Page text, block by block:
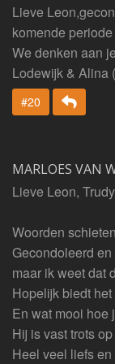
Lieve
komende
We denken aan
Lodewijk & Alina
#20
MARLOES VAN
Lieve Leon,
Woorden
Gecondoleerd
maar ik weet dat
Hopelijk biedt
En wat mooi hoe
Hij is vast trots
Heel veel liefs